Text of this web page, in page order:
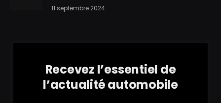
11 septembre 2024
Recevez l’essentiel de
l’actualité automobile